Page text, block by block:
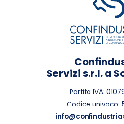
Servizi s.r.l. a
Partita IVA:
Codice univoco: